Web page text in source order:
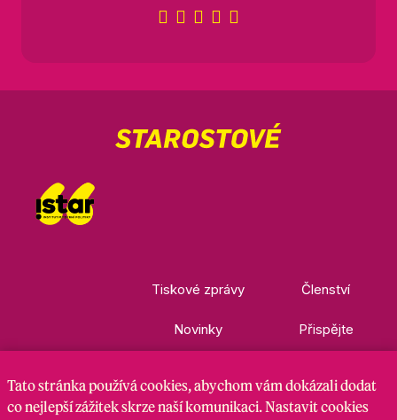
Tiskové zprávy
Novinky
Členství
Přispějte
Tato stránkapoužívá cookies, abychom vám dokázali dodat
co nejlepší zážitek skrze naší komunikaci. Nastavit cookies